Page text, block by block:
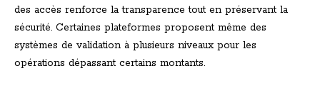
des accès renforce la transparence tout en préservant la
sécurité. Certaines plateformes proposent même des
systèmes de validation à plusieurs niveaux pour les
opérations dépassant certains montants.